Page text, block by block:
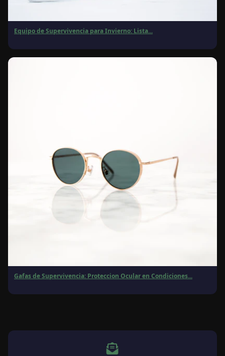
Equipo de Supervivencia para Invierno: Lista...
Gafas de Supervivencia: Proteccion Ocular en Condiciones...